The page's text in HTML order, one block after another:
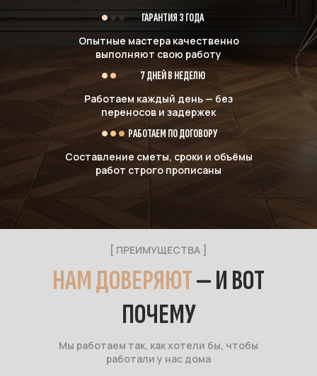
ГАРАНТИЯ 3 ГОДА
Опытные мастера качественно
выполняют свою работу
7 ДНЕЙ В НЕДЕЛЮ
Работаем каждый день — без
переносов и задержек
РАБОТАЕМ ПО ДОГОВОРУ
Составление сметы, сроки и объёмы
работ строго прописаны
[ ПРЕИМУЩЕСТВА ]
НАМ ДОВЕРЯЮТ— И ВОТ
ПОЧЕМУ
Мы работаем так, как хотели бы, чтобы
работали у нас дома